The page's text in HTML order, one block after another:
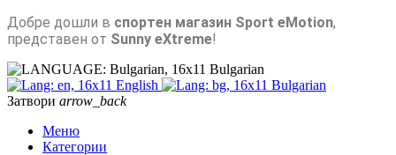
Добре дошли в спортен магазин Sport eMotion,
представен от Sunny eXtreme!
Bulgarian
English
Bulgarian
Затвори arrow_back
Меню
Категории